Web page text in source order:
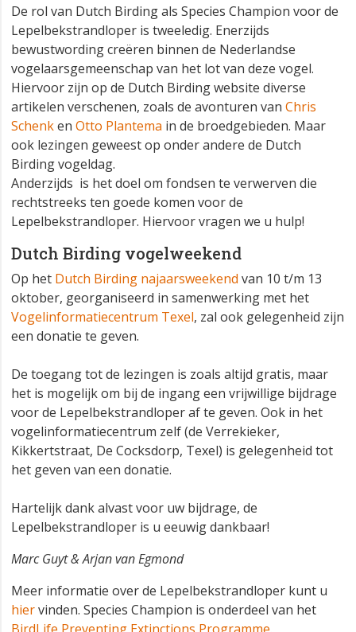
De rol van Dutch Birding als Species Champion voor de
Lepelbekstrandloper is tweeledig. Enerzijds
bewustwording creëren binnen de Nederlandse
vogelaarsgemeenschap van het lot van deze vogel.
Hiervoor zijn op de Dutch Birding website diverse
artikelen verschenen, zoals de avonturen van Chris
Schenken Otto Plantema in de broedgebieden. Maar
ook lezingen geweest op onder andere de Dutch
Birding vogeldag.
Anderzijds is het doel om fondsen te verwerven die
rechtstreeks ten goede komen voor de
Lepelbekstrandloper. Hiervoor vragen we u hulp!
Dutch Birding vogelweekend
Op het Dutch Birding najaarsweekend van 10 t/m 13
oktober, georganiseerd in samenwerking met het
Vogelinformatiecentrum Texel, zal ook gelegenheid zijn
een donatie te geven.
De toegang tot de lezingen is zoals altijd gratis, maar
het is mogelijk om bij de ingang een vrijwillige bijdrage
voor de Lepelbekstrandloper af te geven. Ook in het
vogelinformatiecentrum zelf (de Verrekieker,
Kikkertstraat, De Cocksdorp, Texel) is gelegenheid tot
het geven van een donatie.
Hartelijk dank alvast voor uw bijdrage, de
Lepelbekstrandloper is u eeuwig dankbaar!
Marc Guyt & Arjan van Egmond
Meer informatie over de Lepelbekstrandloper kunt u
hiervinden. Species Champion is onderdeel van het